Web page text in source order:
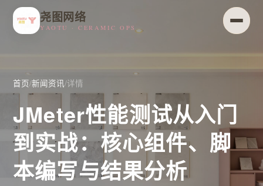
尧图网络
YAOTU · CERAMIC OPS
首页/新闻资讯/详情
JMeter性能测试从入门
到实战：核心组件、脚
本编写与结果分析